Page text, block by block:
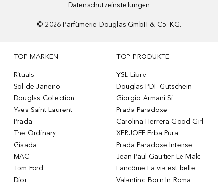
Datenschutzeinstellungen
© 2026 Parfümerie Douglas GmbH & Co. KG.
TOP-MARKEN
Rituals
Sol de Janeiro
Douglas Collection
Yves Saint Laurent
Prada
The Ordinary
Gisada
MAC
Tom Ford
Dior
TOP PRODUKTE
YSL Libre
Douglas PDF Gutschein
Giorgio Armani Si
Prada Paradoxe
Carolina Herrera Good Girl
XERJOFF Erba Pura
Prada Paradoxe Intense
Jean Paul Gaultier Le Male
Lancôme La vie est belle
Valentino Born In Roma